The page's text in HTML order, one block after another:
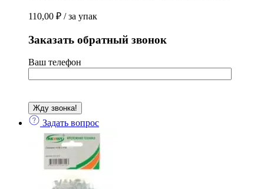
110,00 ₽ / за упак
Заказать обратный звонок
Ваш телефон
Задать вопрос